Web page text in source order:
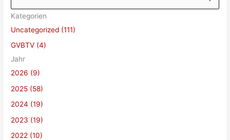
c
h
e
n
n
a
c
Kategorien
Uncategorized (111)
GVBTV (4)
Jahr
2026 (9)
2025 (58)
2024 (19)
2023 (19)
2022 (10)